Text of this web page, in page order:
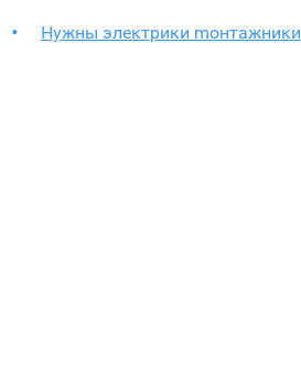
Нужны электрики mонтажники